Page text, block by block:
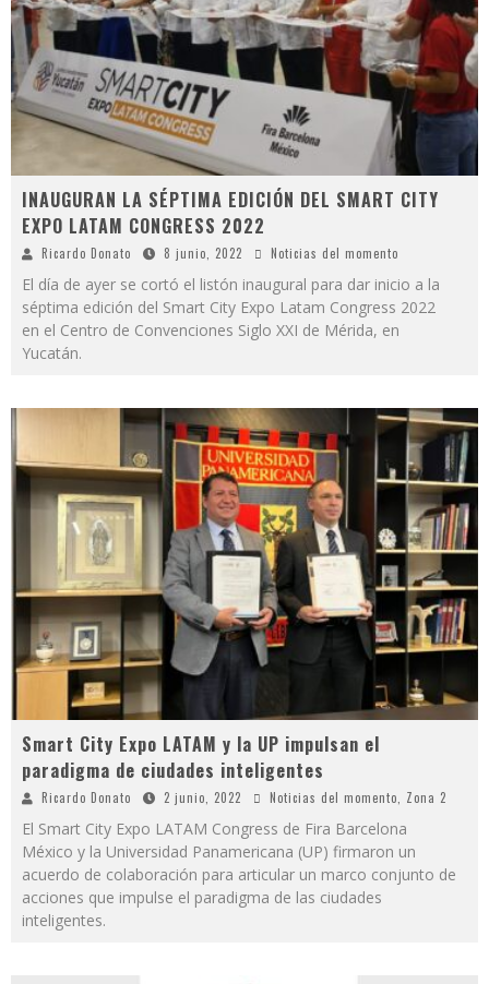
INAUGURAN LA SÉPTIMA EDICIÓN DEL SMART CITY
EXPO LATAM CONGRESS 2022
Ricardo Donato 8 junio, 2022 Noticias del momento
El día de ayer se cortó el listón inaugural para dar inicio a la
séptima edición del Smart City Expo Latam Congress 2022
en el Centro de Convenciones Siglo XXI de Mérida, en
Yucatán.
Smart City Expo LATAM y la UP impulsan el
paradigma de ciudades inteligentes
Ricardo Donato 2 junio, 2022 Noticias del momento Zona 2
El Smart City Expo LATAM Congress de Fira Barcelona
México y la Universidad Panamericana (UP) firmaron un
acuerdo de colaboración para articular un marco conjunto de
acciones que impulse el paradigma de las ciudades
inteligentes.